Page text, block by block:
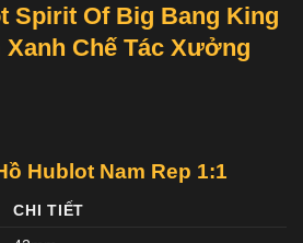
Spirit Of Big Bang King
Xanh Chế Tác Xưởng
Hublot Nam Rep 1:1
CHI TIẾT